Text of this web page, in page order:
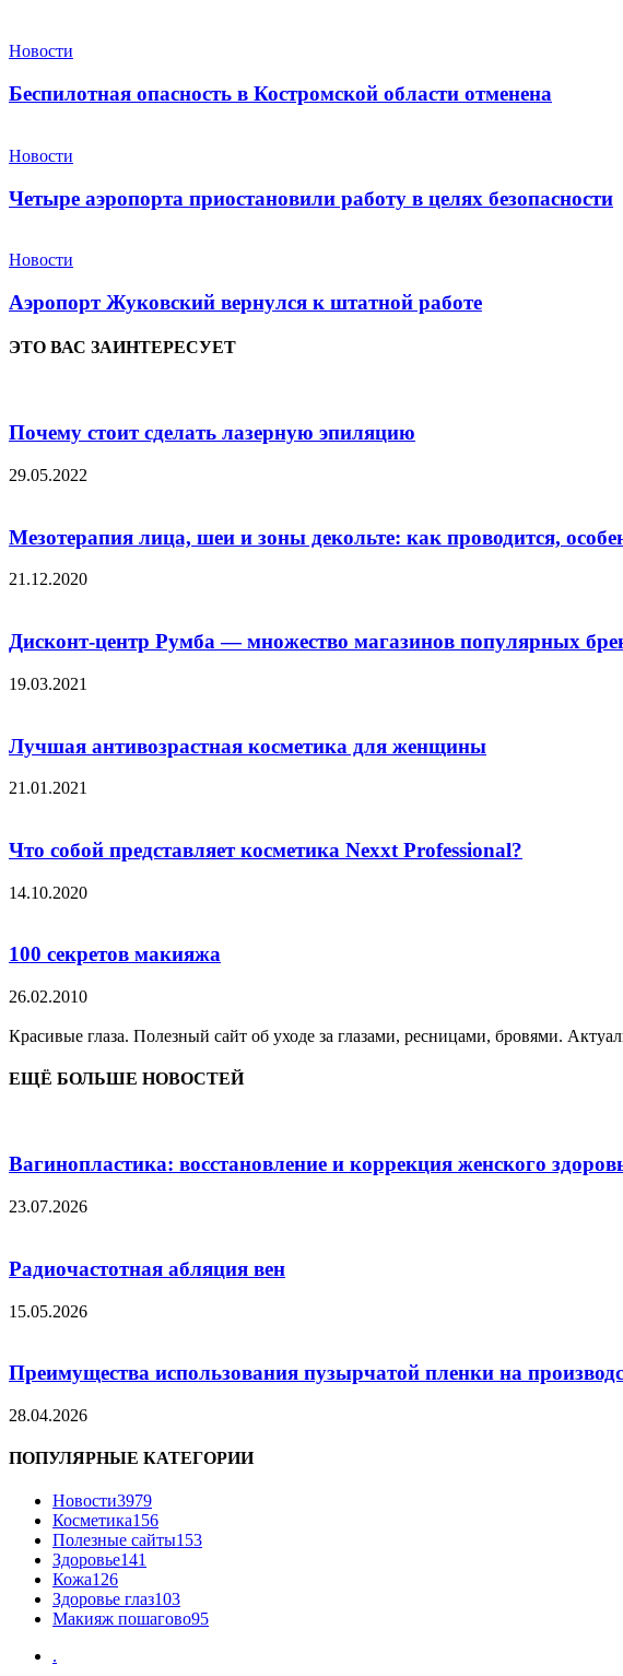
Новости
Беспилотная опасность в Костромской области отменена
Новости
Четыре аэропорта приостановили работу в целях безопасности
Новости
Аэропорт Жуковский вернулся к штатной работе
ЭТО ВАС ЗАИНТЕРЕСУЕТ
Почему стоит сделать лазерную эпиляцию
29.05.2022
Мезотерапия лица, шеи и зоны декольте: как проводится,
21.12.2020
Дисконт-центр Румба — множество магазинов популярных
19.03.2021
Лучшая антивозрастная косметика для женщины
21.01.2021
Что собой представляет косметика Nexxt Professional?
14.10.2020
100 секретов макияжа
26.02.2010
Красивые глаза. Полезный сайт об уходе за глазами, ресницами, бровями.
ЕЩЁ БОЛЬШЕ НОВОСТЕЙ
Вагинопластика: восстановление и коррекция женского
23.07.2026
Радиочастотная абляция вен
15.05.2026
Преимущества использования пузырчатой пленки на
28.04.2026
ПОПУЛЯРНЫЕ КАТЕГОРИИ
Новости3979
Косметика156
Полезные сайты153
Здоровье141
Кожа126
Здоровье глаз103
Макияж пошагово95
.